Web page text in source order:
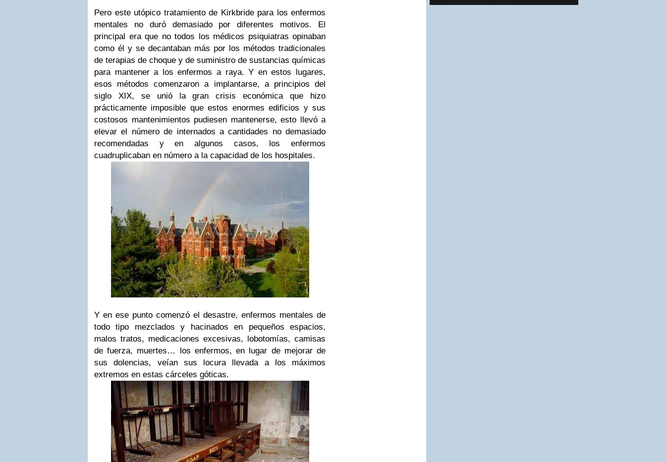
Pero este utópico tratamiento de Kirkbride para los enfermos
mentales no duró demasiado por diferentes motivos. El
principal era que no todos los médicos psiquiatras opinaban
como él y se decantaban más por los métodos tradicionales
de terapias de choque y de suministro de sustancias químicas
para mantener a los enfermos a raya. Y en estos lugares,
esos métodos comenzaron a implantarse, a principios del
siglo XIX, se unió la gran crisis económica que hizo
prácticamente imposible que estos enormes edificios y sus
costosos mantenimientos pudiesen mantenerse, esto llevó a
elevar el número de internados a cantidades no demasiado
recomendadas y en algunos casos, los enfermos
cuadruplicaban en número a la capacidad de los hospitales.
Y en ese punto comenzó el desastre, enfermos mentales de
todo tipo mezclados y hacinados en pequeños espacios,
malos tratos, medicaciones excesivas, lobotomías, camisas
de fuerza, muertes… los enfermos, en lugar de mejorar de
sus dolencias, veían sus locura llevada a los máximos
extremos en estas cárceles góticas.